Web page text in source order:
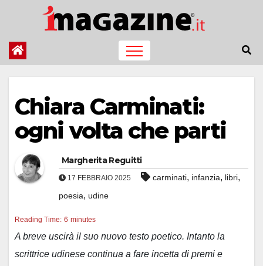
contenuto
Chiara Carminati:
ogni volta che parti
Margherita Reguitti
17 FEBBRAIO 2025 carminati, infanzia, libri,
poesia, udine
Reading Time: 6 minutes
A breve uscirà il suo nuovo testo poetico. Intanto la
scrittrice udinese continua a fare incetta di premi e